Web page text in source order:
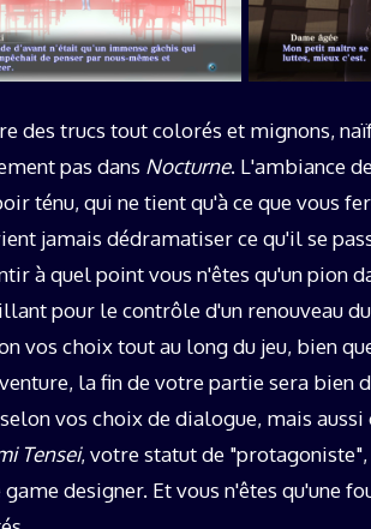
des trucs tout colorés et mignons,
pas dans Nocturne. L'ambiance
ténu, qui ne tient qu'à ce que vous
jamais dédramatiser ce qu'il se
à quel point vous n'êtes qu'un pion
pour le contrôle d'un renouveau
vos choix tout au long du jeu, bien
la fin de votre partie sera bien
vos choix de dialogue, mais aussi
Tensei, votre statut de
designer. Et vous n'êtes qu'une